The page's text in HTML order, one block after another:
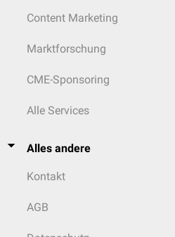
Content Marketing
Marktforschung
CME-Sponsoring
Alle Services
Alles andere
Kontakt
AGB